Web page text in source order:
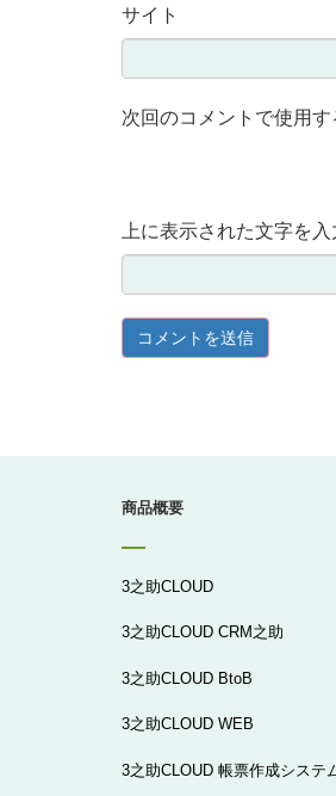
サイト
次回のコメントで使用
上に表示された文字を入
商品概要
3之助CLOUD
3之助CLOUD CRM之助
3之助CLOUD BtoB
3之助CLOUD WEB
3之助CLOUD 帳票作成システ